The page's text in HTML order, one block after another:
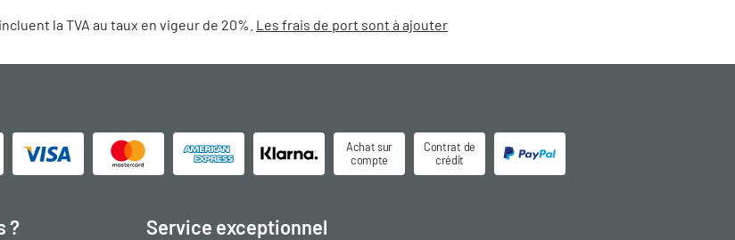
la TVA au taux en vigeur de 20%. Les frais de port sont à ajouter
Achat sur
compte
Contrat de
crédit
? Service exceptionnel